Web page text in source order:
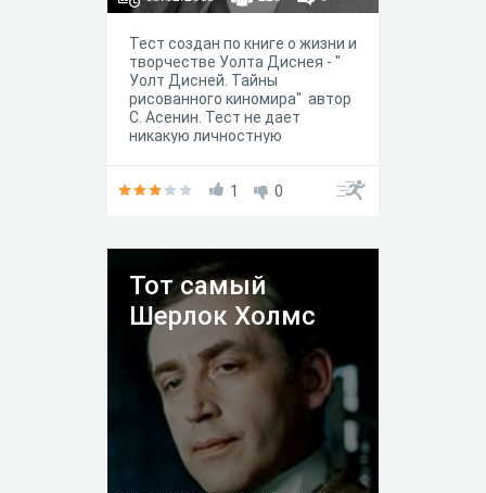
Тест создан по книге о жизни и
творчестве Уолта Диснея - "
Уолт Дисней. Тайны
рисованного киномира" автор
С. Асенин. Тест не дает
никакую личностную
скажет, стоит ли вам
мультипликаторе чуточку
больше. Ведь о мультиках мы
знаем все, а вот о самом
создателе....
1 0
Тот самый
Шерлок Холмс